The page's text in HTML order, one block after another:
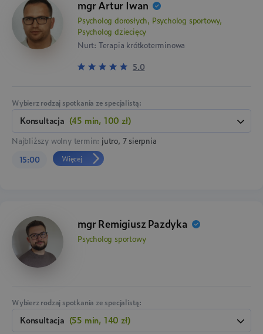
mgr Artur Iwan
Psycholog dorosłych, Psycholog sportowy,
Psycholog dziecięcy
Nurt: Terapia krótkoterminowa
5.0
Wybierz rodzaj spotkania ze specjalistą:
konsultacja (45 min, 100 zł)
Najbliższy wolny termin: jutro, 7 sierpnia
15:00
Więcej
mgr Remigiusz Pazdyka
Psycholog sportowy
Wybierz rodzaj spotkania ze specjalistą:
konsultacja (55 min, 140 zł)